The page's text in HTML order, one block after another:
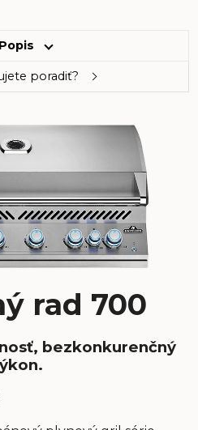
Popis
poradiť?
rad 700
bezkonkurenčný